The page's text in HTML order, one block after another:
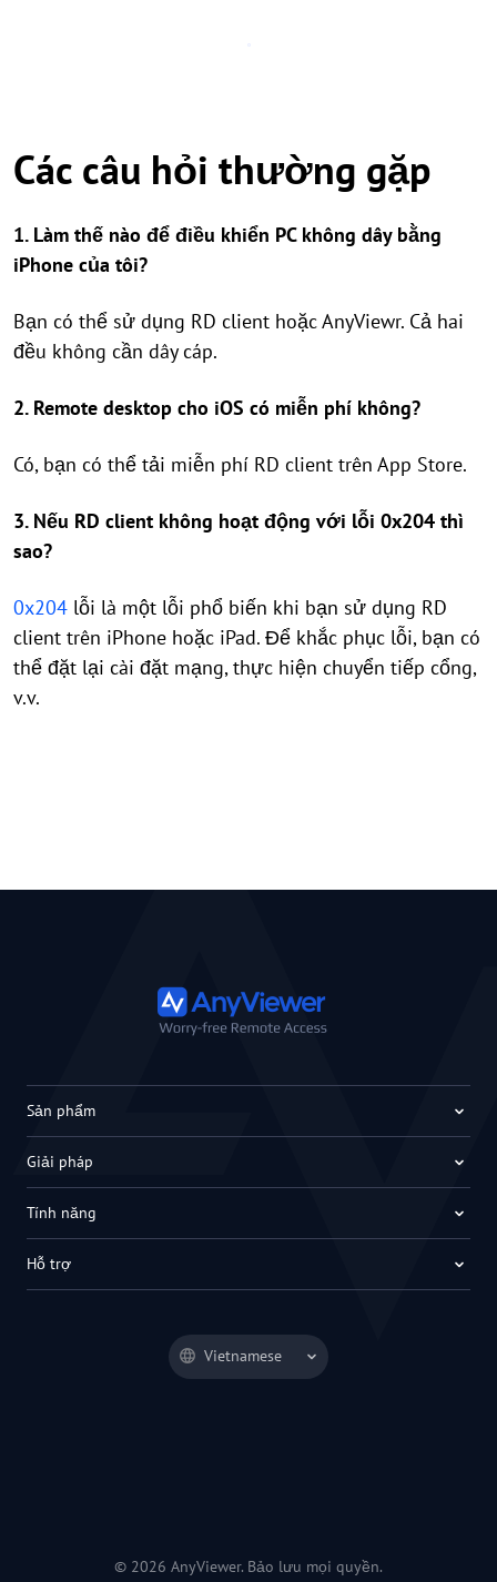
Các câu hỏi thường gặp
1. Làm thế nào để điều khiển PC không dây bằng
iPhone của tôi?
Bạn có thể sử dụng RD client hoặc AnyViewr. Cả hai
đều không cần dây cáp.
2. Remote desktop cho iOS có miễn phí không?
Có, bạn có thể tải miễn phí RD client trên App Store.
3. Nếu RD client không hoạt động với lỗi 0x204 thì
sao?
0x204 lỗi là một lỗi phổ biến khi bạn sử dụng RD
client trên iPhone hoặc iPad. Để khắc phục lỗi, bạn có
thể đặt lại cài đặt mạng, thực hiện chuyển tiếp cổng,
v.v.
Vietnamese
Sản phẩm
Giải pháp
Tính năng
Hỗ trợ
© 2026 AnyViewer. Bảo lưu mọi quyền.